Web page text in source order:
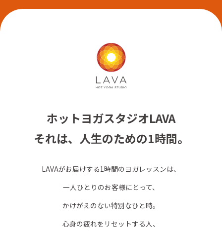
ホットヨガスタジオLAVA
それは、人生のための1時間。
LAVAがお届けする1時間のヨガレッスンは、
一人ひとりのお客様にとって、
かけがえのない特別なひと時。
心身の疲れをリセットする人、